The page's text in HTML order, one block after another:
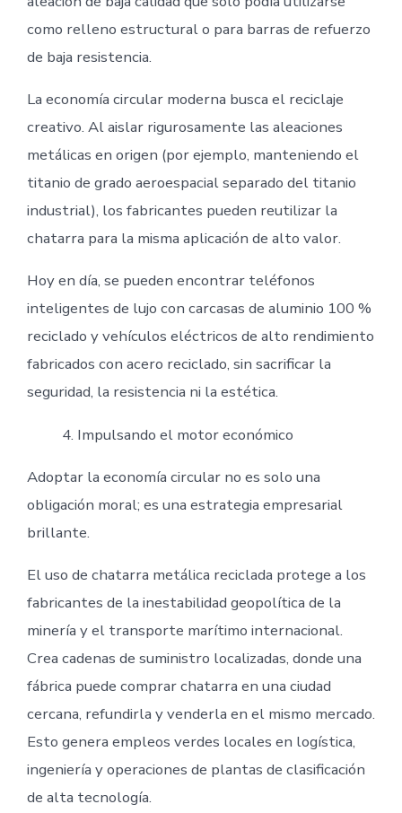
como relleno estructural o para barras de refuerzo
de baja resistencia.
La economía circular moderna busca el reciclaje
creativo. Al aislar rigurosamente las aleaciones
metálicas en origen (por ejemplo, manteniendo el
titanio de grado aeroespacial separado del titanio
industrial), los fabricantes pueden reutilizar la
chatarra para la misma aplicación de alto valor.
Hoy en día, se pueden encontrar teléfonos
inteligentes de lujo con carcasas de aluminio 100 %
reciclado y vehículos eléctricos de alto rendimiento
fabricados con acero reciclado, sin sacrificar la
seguridad, la resistencia ni la estética.
Impulsando el motor económico
Adoptar la economía circular no es solo una
obligación moral; es una estrategia empresarial
brillante.
El uso de chatarra metálica reciclada protege a los
fabricantes de la inestabilidad geopolítica de la
minería y el transporte marítimo internacional.
Crea cadenas de suministro localizadas, donde una
fábrica puede comprar chatarra en una ciudad
cercana, refundirla y venderla en el mismo mercado.
Esto genera empleos verdes locales en logística,
ingeniería y operaciones de plantas de clasificación
de alta tecnología.